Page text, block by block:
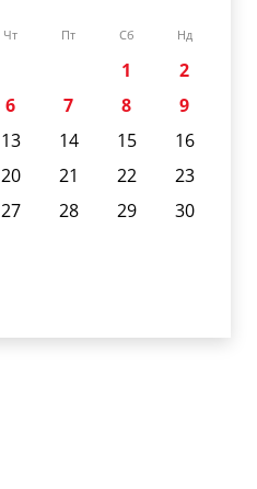
Чт Пт Сб Нд
1
2
6 7 8
9
13 14 15
16
20 21 22
23
27 28 29
30